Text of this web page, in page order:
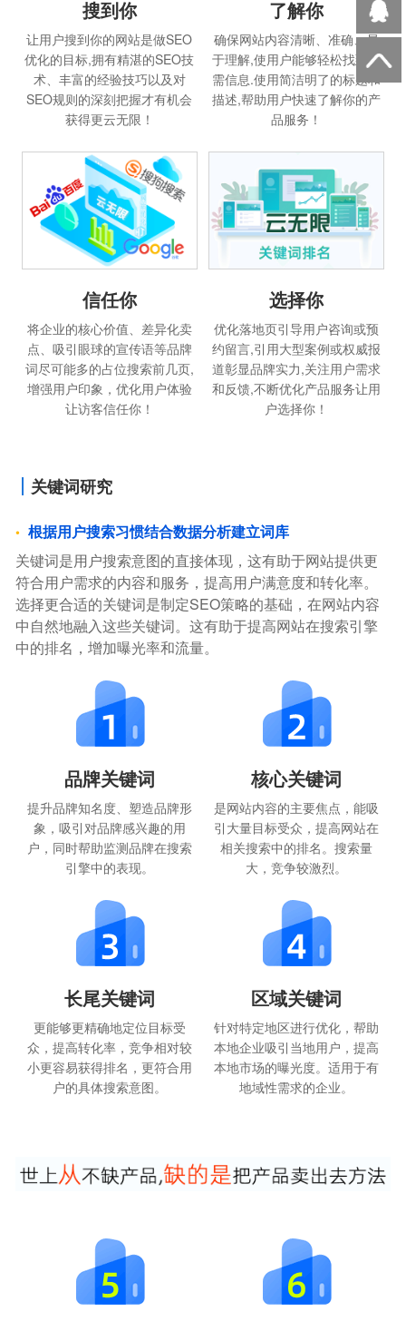
搜到你
让用户搜到你的网站是做SEO
优化的目标,拥有精湛的SEO技
术、丰富的经验技巧以及对
SEO规则的深刻把握才有机会
获得更云无限！
了解你
确保网站内容清晰、准确、易
于理解,使用户能够轻松找到所
需信息.使用简洁明了的标题和
描述,帮助用户快速了解你的产
品服务！
信任你
将企业的核心价值、差异化卖
点、吸引眼球的宣传语等品牌
词尽可能多的占位搜索前几页,
增强用户印象，优化用户体验
让访客信任你！
选择你
优化落地页引导用户咨询或预
约留言,引用大型案例或权威报
道彰显品牌实力,关注用户需求
和反馈,不断优化产品服务让用
户选择你！
关键词研究
根据用户搜索习惯结合数据分析建立词库
关键词是用户搜索意图的直接体现，这有助于网站提供更
符合用户需求的内容和服务，提高用户满意度和转化率。
选择更合适的关键词是制定SEO策略的基础，在网站内容
中自然地融入这些关键词。这有助于提高网站在搜索引擎
中的排名，增加曝光率和流量。
品牌关键词
提升品牌知名度、塑造品牌形
象，吸引对品牌感兴趣的用
户，同时帮助监测品牌在搜索
引擎中的表现。
核心关键词
是网站内容的主要焦点，能吸
引大量目标受众，提高网站在
相关搜索中的排名。搜索量
大，竞争较激烈。
长尾关键词
更能够更精确地定位目标受
众，提高转化率，竞争相对较
小更容易获得排名，更符合用
户的具体搜索意图。
区域关键词
针对特定地区进行优化，帮助
本地企业吸引当地用户，提高
本地市场的曝光度。适用于有
地域性需求的企业。